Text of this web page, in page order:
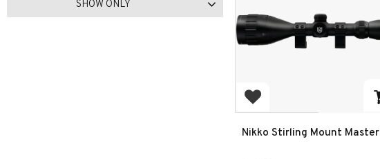
UMAREX
2 WALTHER 1
SHOW ONLY
Add to favorites
Nikko Stirling Mount Master